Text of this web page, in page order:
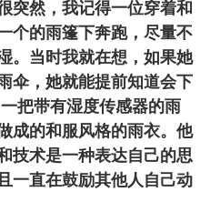
突然，我记得一位穿着和
个的雨篷下奔跑，尽量不
当时我就在想，如果她
伞，她就能提前知道会下
把带有湿度传感器的雨
成的和服风格的雨衣。 他
技术是一种表达自己的思
一直在鼓励其他人自己动